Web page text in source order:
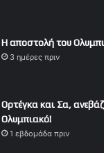
Η αποστολή του
3 ημέρες πριν
Ορτέγκα και Σα,
Ολυμπιακό!
1 εβδομάδα πριν